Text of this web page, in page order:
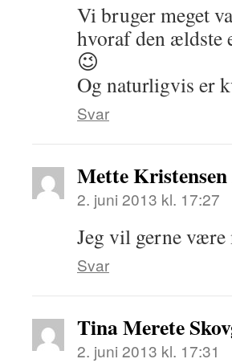
Vi bruger meget
hvoraf den ældste
😉
Og naturligvis er
Svar
Mette Kristensen
2. juni 2013 kl. 17:27
Jeg vil gerne være
Svar
Tina Merete
2. juni 2013 kl. 17:31